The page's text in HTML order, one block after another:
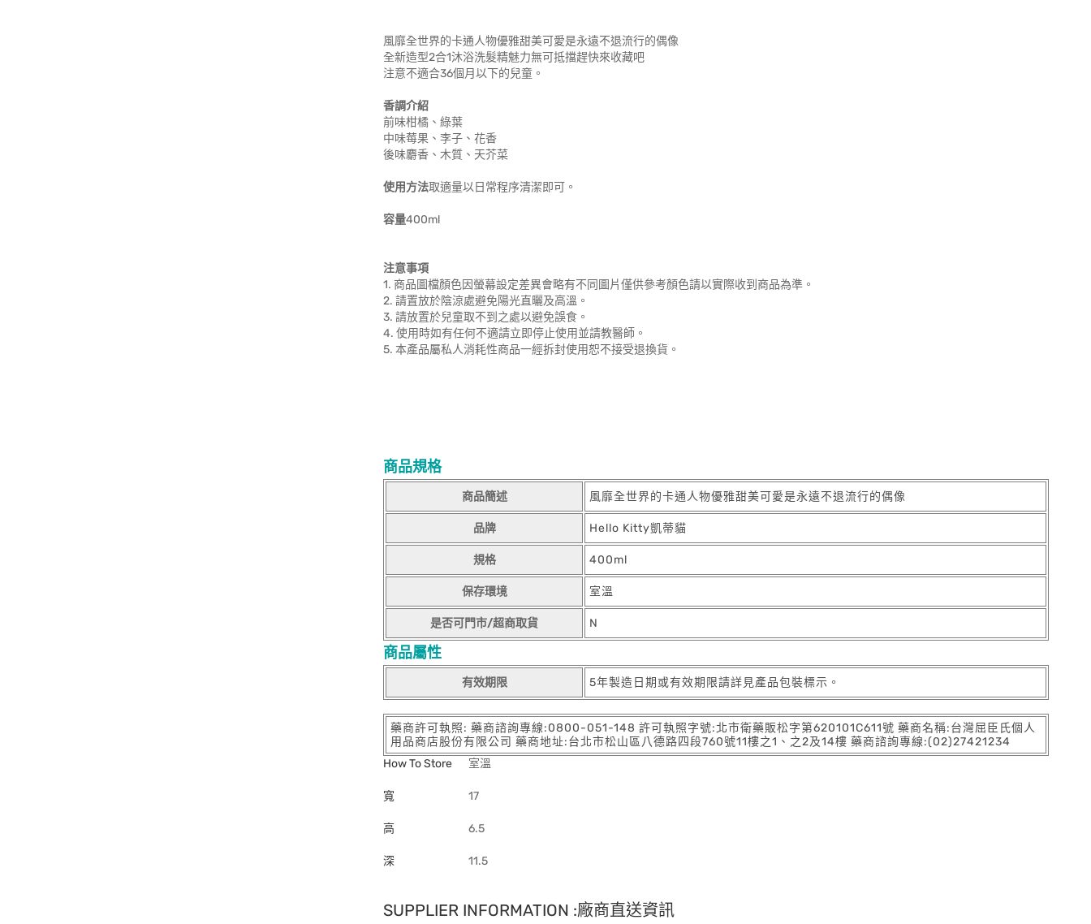
風靡全世界的卡通人物優雅甜美可愛是永遠不退流行的偶像
全新造型2合1沐浴洗髮精魅力無可抵擋趕快來收藏吧
注意不適合36個月以下的兒童。
香調介紹
前味柑橘、綠葉
中味莓果、李子、花香
後味麝香、木質、天芥菜
使用方法取適量以日常程序清潔即可。
容量400ml
注意事項
1. 商品圖檔顏色因螢幕設定差異會略有不同圖片僅供參考顏色請以實際收到商品為準。
2. 請置放於陰涼處避免陽光直曬及高溫。
3. 請放置於兒童取不到之處以避免誤食。
4. 使用時如有任何不適請立即停止使用並請教醫師。
5. 本產品屬私人消耗性商品一經拆封使用恕不接受退換貨。
商品規格
商品簡述 風靡全世界的卡通人物優雅甜美可愛是永遠不退流行的偶像
品牌 Hello Kitty凱蒂貓
規格 400ml
保存環境 室溫
是否可門市/超商取貨 N
商品屬性
有效期限 5年製造日期或有效期限請詳見產品包裝標示。
藥商許可執照: 藥商諮詢專線:0800-051-148 許可執照字號:北市衛藥販松字第620101C611號 藥商名稱:台灣屈臣氏個人
用品商店股份有限公司 藥商地址:台北市松山區八德路四段760號11樓之1、之2及14樓 藥商諮詢專線:(02)27421234
How To Store
室溫
寬 17
高 6.5
深 11.5
SUPPLIER INFORMATION :廠商直送資訊